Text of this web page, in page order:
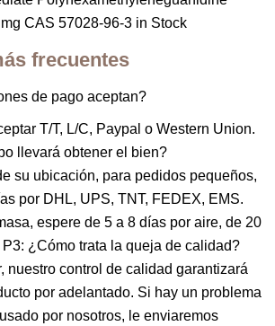
frecuentes
de pago aceptan?
T/T, L/C, Paypal o Western Union.
llevará obtener el bien?
su ubicación, para pedidos pequeños,
por DHL, UPS, TNT, FEDEX, EMS.
espere de 5 a 8 días por aire, de 20
¿Cómo trata la queja de calidad?
nuestro control de calidad garantizará
por adelantado. Si hay un problema
por nosotros, le enviaremos